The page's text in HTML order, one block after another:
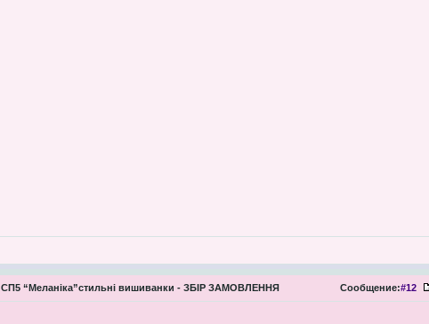
СП5 “Меланіка”стильні вишиванки - ЗБІР ЗАМОВЛЕННЯ Сообщение:#12